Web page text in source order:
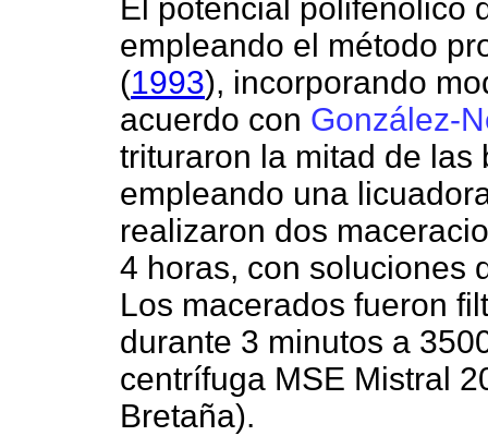
El potencial polifenólico
empleando el método
(1993), incorporando
acuerdo con González-
trituraron la mitad de las
empleando una
realizaron dos
4 horas, con soluciones
Los macerados fueron
durante 3 minutos a
centrífuga MSE Mistral
Bretaña).